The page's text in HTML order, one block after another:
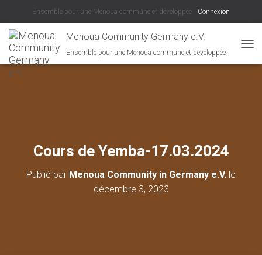
Ensemble pour une Menoua commune et développée Connexion
Menoua Community Germany e.V.
Ensemble pour une Menoua commune et développée
É
Cours de Yemba-17.03.2024
Publié par Menoua Community in Germany e.V. le
décembre 3, 2023